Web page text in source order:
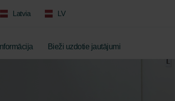
Latvia LV
Informācija Bieži uzdotie jautājumi